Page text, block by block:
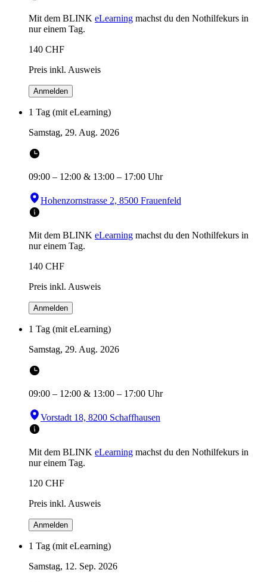
Mit dem BLINK eLearning machst du den Nothilfekurs in
nur einem Tag.
140 CHF
Preis inkl. Ausweis
Anmelden
1 Tag (mit eLearning)
Samstag, 29. Aug. 2026
09:00 – 12:00 & 13:00 – 17:00 Uhr
Hohenzornstrasse 2, 8500 Frauenfeld
Mit dem BLINK eLearning machst du den Nothilfekurs in
nur einem Tag.
140 CHF
Preis inkl. Ausweis
Anmelden
1 Tag (mit eLearning)
Samstag, 29. Aug. 2026
09:00 – 12:00 & 13:00 – 17:00 Uhr
Vorstadt 18, 8200 Schaffhausen
Mit dem BLINK eLearning machst du den Nothilfekurs in
nur einem Tag.
120 CHF
Preis inkl. Ausweis
Anmelden
1 Tag (mit eLearning)
Samstag, 12. Sep. 2026